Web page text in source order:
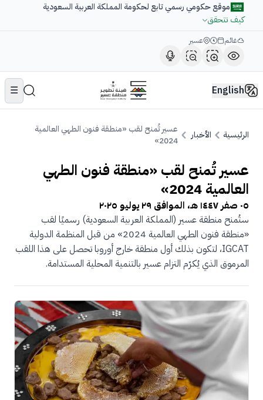
موقع حكومي رسمي تابع لحكومة المملكة العربية السعودية
كيف تتحقق
غائم عسير
English
☰
الرئيسية الأخبار
عسير تُمنح لقب «منطقة فنون الطهي العالمية
2024»
عسير تُمنح لقب «منطقة فنون الطهي
العالمية 2024»
٠٥ صفر ١٤٤٧ هـ ، الموافق ٢٩ يوليو ٢٠٢٥
ستُمنح منطقة عسير (المملكة العربية السعودية) رسميًا لقب
«منطقة فنون الطهي العالمية 2024» من قبل المنظمة الدولية
IGCAT، لتكون بذلك أول منطقة خارج أوروبا تحصل على هذا اللقب
المرموق الذي يُكرّم التزام عسير بالتنمية المحلية المستدامة.